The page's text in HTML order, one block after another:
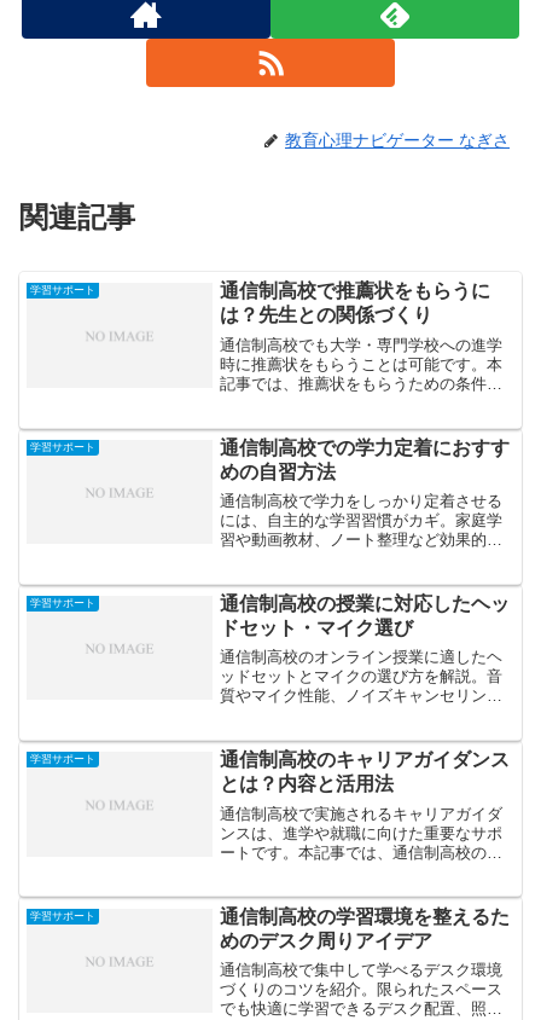
教育心理ナビゲーター なぎさ
関連記事
学習サポート
通信制高校で推薦状をもらうに
は？先生との関係づくり
通信制高校でも大学・専門学校への進学
時に推薦状をもらうことは可能です。本
記事では、推薦状をもらうための条件
学習サポート
通信制高校での学力定着におすす
めの自習方法
通信制高校で学力をしっかり定着させる
には、自主的な学習習慣がカギ。家庭学
習や動画教材、ノート整理など効果的な
学習サポート
通信制高校の授業に対応したヘッ
ドセット・マイク選び
通信制高校のオンライン授業に適したヘ
ッドセットとマイクの選び方を解説。音
質やマイク性能、ノイズキャンセリング
す。
学習サポート
通信制高校のキャリアガイダンス
とは？内容と活用法
通信制高校で実施されるキャリアガイダ
ンスは、進学や就職に向けた重要なサポ
ートです。本記事では、通信制高校のキ
学習サポート
通信制高校の学習環境を整えるた
めのデスク周りアイデア
通信制高校で集中して学べるデスク環境
づくりのコツを紹介。限られたスペース
でも快適に学習できるデスク配置、照